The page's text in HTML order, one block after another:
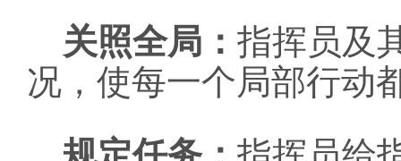
关照全局： 指挥员及
况，使每一个局部行动